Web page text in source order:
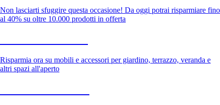
Non lasciarti sfuggire questa occasione! Da oggi potrai risparmiare fino
al 40% su oltre 10.000 prodotti in offerta
Risparmia ora su mobili e accessori per giardino, terrazzo, veranda e
altri spazi all'aperto